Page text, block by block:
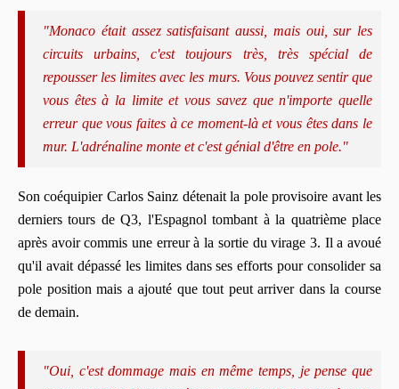
"Monaco était assez satisfaisant aussi, mais oui, sur les
circuits urbains, c'est toujours très, très spécial de
repousser les limites avec les murs. Vous pouvez sentir que
vous êtes à la limite et vous savez que n'importe quelle
erreur que vous faites à ce moment-là et vous êtes dans le
mur. L'adrénaline monte et c'est génial d'être en pole."
Son coéquipier Carlos Sainz détenait la pole provisoire avant les
derniers tours de Q3, l'Espagnol tombant à la quatrième place
après avoir commis une erreur à la sortie du virage 3. Il a avoué
qu'il avait dépassé les limites dans ses efforts pour consolider sa
pole position mais a ajouté que tout peut arriver dans la course
de demain.
"Oui, c'est dommage mais en même temps, je pense que